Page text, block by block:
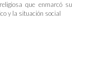
que enmarcó su
y la situación social